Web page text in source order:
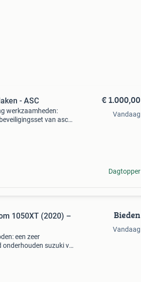
- ASC
werkzaamheden:
van asc
€ 1.000,00
Vandaag
Dagtopper
1050XT (2020) –
een zeer
suzuki v-
Bieden
Vandaag